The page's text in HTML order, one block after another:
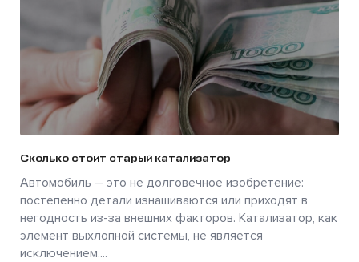
Сколько стоит старый катализатор
Автомобиль – это не долговечное изобретение:
постепенно детали изнашиваются или приходят в
негодность из-за внешних факторов. Катализатор, как
элемент выхлопной системы, не является
исключением....